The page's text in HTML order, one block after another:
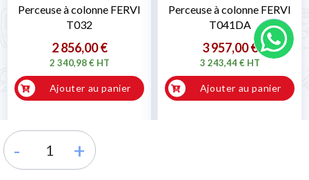
- +
Perceuse à colonne FERVI
T032
2 856,00 €
2 340,98 € HT
Ajouter au panier
* Commande traitée sous 24h
Livraison gratuite sous 4 - 6 jours
Perceuse à colonne FERVI
T041DA
3 957,00 €
3 243,44 € HT
Ajouter au panier